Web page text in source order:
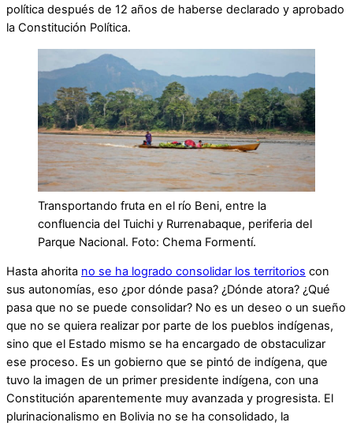
política después de 12 años de haberse declarado y aprobado
la Constitución Política.
Transportando fruta en el río Beni, entre la
confluencia del Tuichi y Rurrenabaque, periferia del
Parque Nacional. Foto: Chema Formentí.
Hasta ahorita no se ha logrado consolidar los territorios con
sus autonomías, eso ¿por dónde pasa? ¿Dónde atora? ¿Qué
pasa que no se puede consolidar? No es un deseo o un sueño
que no se quiera realizar por parte de los pueblos indígenas,
sino que el Estado mismo se ha encargado de obstaculizar
ese proceso. Es un gobierno que se pintó de indígena, que
tuvo la imagen de un primer presidente indígena, con una
Constitución aparentemente muy avanzada y progresista. El
plurinacionalismo en Bolivia no se ha consolidado, la